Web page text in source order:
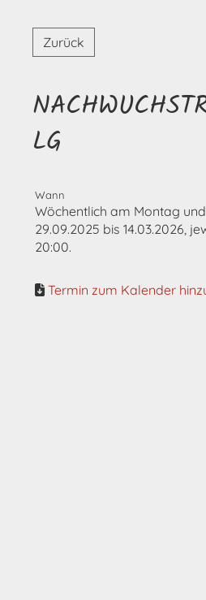
Zurück
LG
Wann
Wöchentlich am Montag
29.09.2025 bis 14.03.2026,
20:00.
Termin zum Kalender